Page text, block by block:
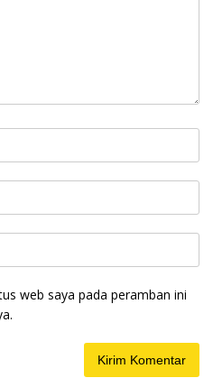
web saya pada peramban ini